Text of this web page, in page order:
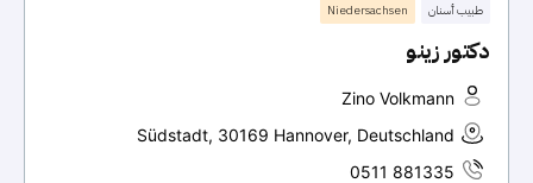
طبيب أسنان Niedersachsen
دكتور زينو
Zino Volkmann
Südstadt, 30169 Hannover, Deutschland
0511 881335